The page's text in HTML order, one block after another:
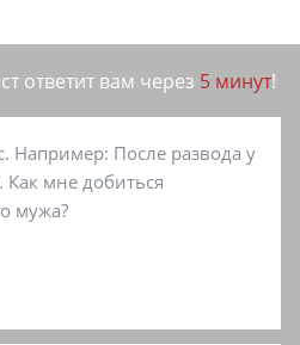
ответит вам через 5 минут!